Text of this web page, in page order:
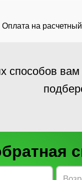
Оплата на расчетный
способов